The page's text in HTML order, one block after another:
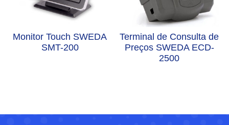
Monitor Touch SWEDA
SMT-200
Terminal de Consulta de
Preços SWEDA ECD-
2500